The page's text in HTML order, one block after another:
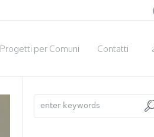
Progetti per Comuni Contatti